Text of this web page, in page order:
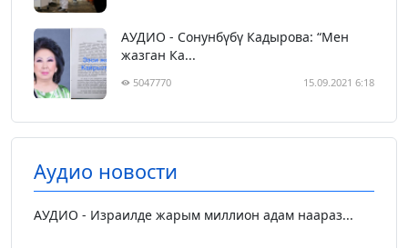
АУДИО - Сонунбүбү Кадырова: “Мен
жазган Ка...
5047770 15.09.2021 6:18
Аудио новости
АУДИО - Израилде жарым миллион адам наараз...